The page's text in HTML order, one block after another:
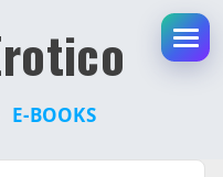
E-BOOKS